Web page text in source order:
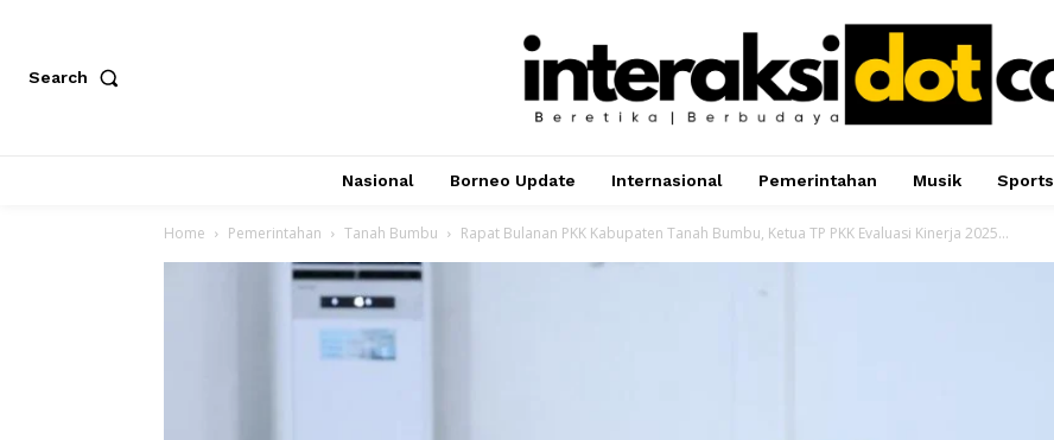
Search
Nasional Borneo Update Internasional Pemerintahan Musik Sports
Home Pemerintahan Tanah Bumbu Rapat Bulanan PKK Kabupaten Tanah Bumbu, Ketua TP PKK Evaluasi Kinerja 2025...